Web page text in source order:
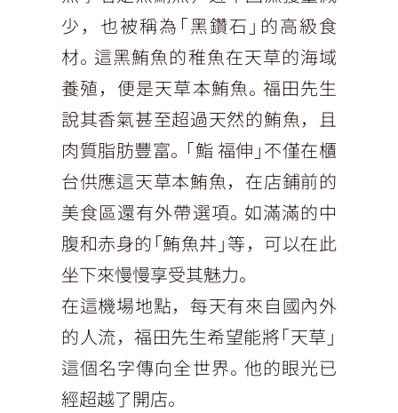
少，也被稱為「黑鑽石」的高級食
材。這黑鮪魚的稚魚在天草的海域
養殖，便是天草本鮪魚。福田先生
說其香氣甚至超過天然的鮪魚，且
肉質脂肪豐富。「鮨 福伸」不僅在櫃
台供應這天草本鮪魚，在店鋪前的
美食區還有外帶選項。如滿滿的中
腹和赤身的「鮪魚丼」等，可以在此
坐下來慢慢享受其魅力。
在這機場地點，每天有來自國內外
的人流，福田先生希望能將「天草」
這個名字傳向全世界。他的眼光已
經超越了開店。